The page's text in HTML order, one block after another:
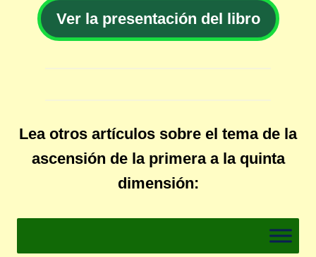
Ver la presentación del libro
Lea otros artículos sobre el tema de la
ascensión de la primera a la quinta
dimensión: